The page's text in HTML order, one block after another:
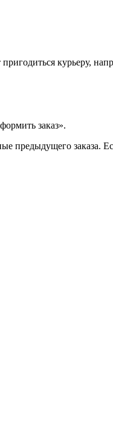
курьеру,
заказ».
предыдущего заказа.